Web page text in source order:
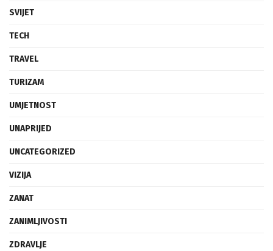
SVIJET
TECH
TRAVEL
TURIZAM
UMJETNOST
UNAPRIJED
UNCATEGORIZED
VIZIJA
ZANAT
ZANIMLJIVOSTI
ZDRAVLJE